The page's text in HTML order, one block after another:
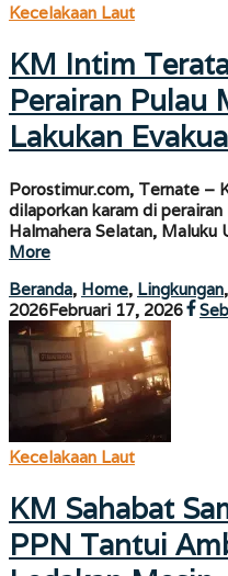
Kecelakaan Laut
KM Intim
Perairan Pulau
Lakukan
Porostimur.com, Ternate –
dilaporkan karam di
Halmahera Selatan, Maluku
More
Beranda, Home, Lingkungan,
2026Februari 17, 2026oleh
Kecelakaan Laut
KM Sahabat
PPN Tantui